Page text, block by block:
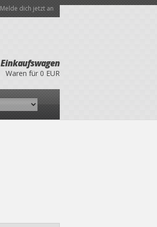
Melde dich jetzt an
Einkaufswagen
Waren für 0 EUR